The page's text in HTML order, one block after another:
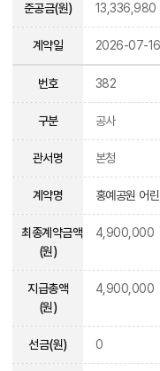
준공금(원) 13,336,980
계약일 2026-07-16
번호 382
구분 공사
관서명 본청
계약명 홍예공원 어
최종계약금액
(원)
4,900,000
지급총액
(원)
4,900,000
선금(원) 0